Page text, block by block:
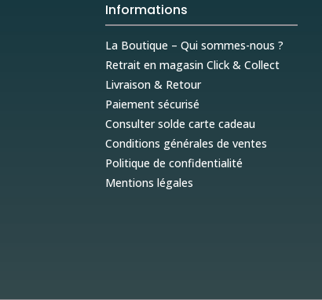
Informations
La Boutique – Qui sommes-nous ?
Retrait en magasin Click & Collect
Livraison & Retour
Paiement sécurisé
Consulter solde carte cadeau
Conditions générales de ventes
Politique de confidentialité
Mentions légales